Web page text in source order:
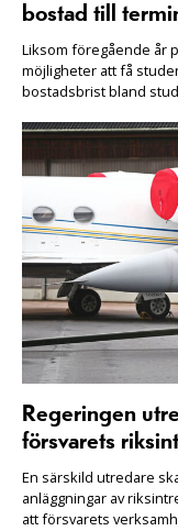
bostad till
Liksom föregående år
möjligheter att få
bostadsbrist bland
Regeringen
försvarets
En särskild utredare
anläggningar av
att försvarets